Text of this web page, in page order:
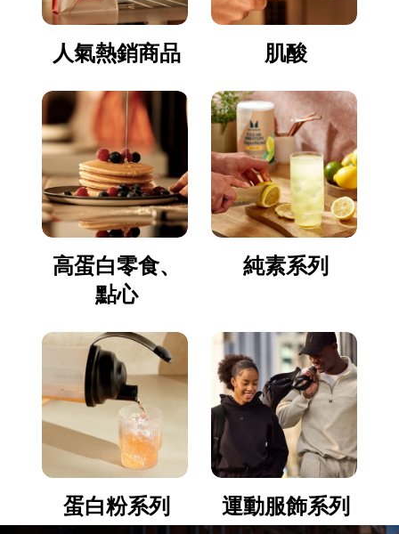
人氣熱銷商品 肌酸
高蛋白零食、
點心
純素系列
蛋白粉系列 運動服飾系列